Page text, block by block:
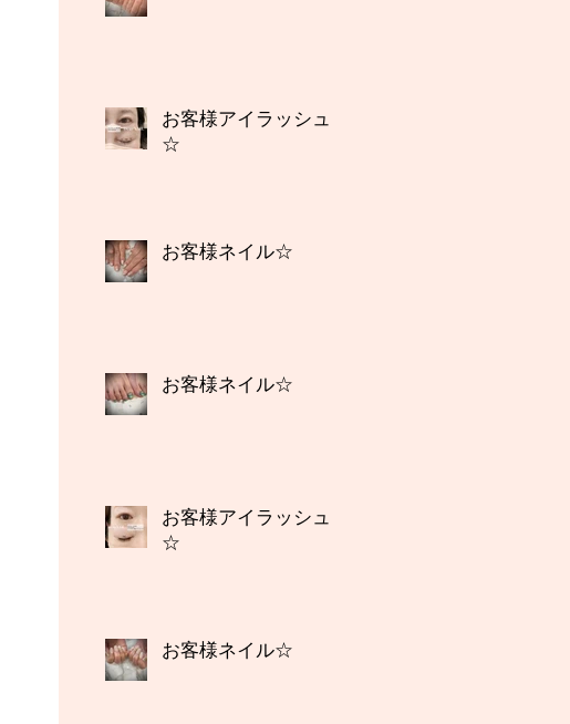
お客様アイラッシュ
☆
お客様ネイル☆
お客様ネイル☆
お客様アイラッシュ
☆
お客様ネイル☆